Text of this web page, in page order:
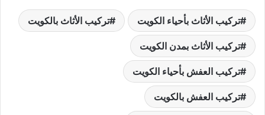
تركيب الأثاث بأحياء الكويت تركيب الأثاث بالكويت
تركيب الأثاث بمدن الكويت
تركيب العفش بأحياء الكويت
تركيب العفش بالكويت